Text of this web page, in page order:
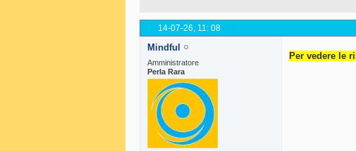
14-07-26, 11: 08
Mindful
Amministratore
Perla Rara
Per vedere le